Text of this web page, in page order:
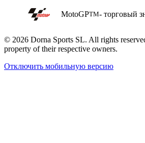
MotoGPTM- торговый
© 2026 Dorna Sports SL. All rights
property of their respective owners.
Отключить мобильную версию